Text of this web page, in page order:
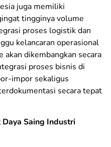
juga memiliki
tingginya volume
proses logistik dan
kelancaran operasional
akan dikembangkan secara
proses bisnis di
impor sekaligus
secara tepat
Saing Industri